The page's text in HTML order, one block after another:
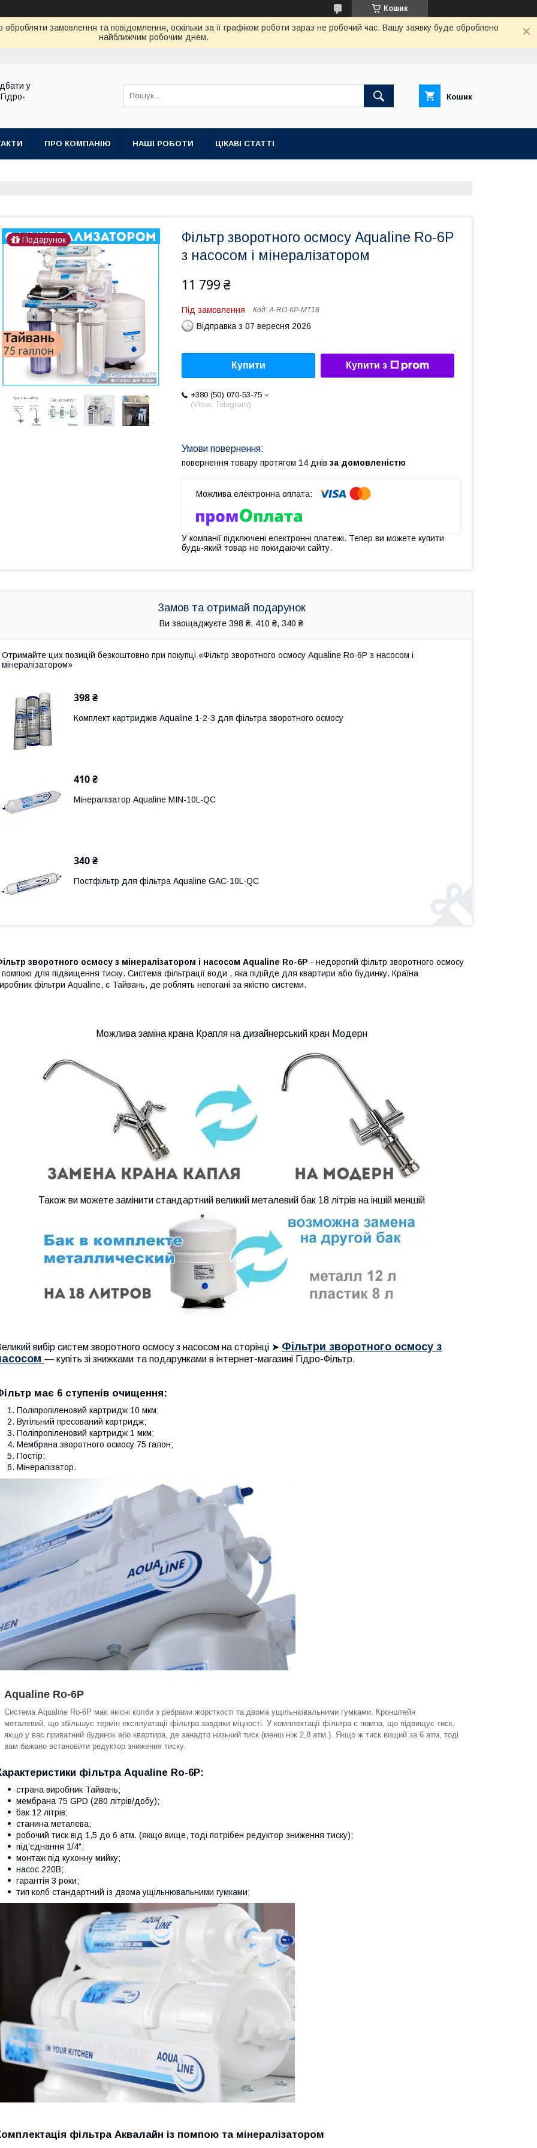
Кошик
замовлення та повідомлення, оскільки за її графіком роботи зараз не робочий час. Вашу заявку буде оброблено
найближчим робочим днем.
у
Кошик
ПРО КОМПАНІЮ НАШІ РОБОТИ ЦІКАВІ СТАТТІ
Подарунок
Фільтр зворотного осмосу Aqualine Ro-6P
з насосом і мінералізатором
11 799 ₴
Під замовлення Код:A-RO-6P-MT18
Відправка з 07 вересня 2026
Купити Купити з
+380 (50) 070-53-75
(Viber, Telegram)
повернення товару протягом 14 днів за домовленістю
У компанії підключені електронні платежі. Тепер ви можете купити
будь-який товар не покидаючи сайту.
Замов та отримай подарунок
Ви заощаджуєте 398 ₴, 410 ₴, 340 ₴
Отримайте цих позицій безкоштовно при покупці «Фільтр зворотного осмосу Aqualine Ro-6P з насосом і
мінералізатором»
398 ₴
Комплект картриджів Aqualine 1-2-3 для фільтра зворотного осмосу
410 ₴
Мінералізатор Aqualine MIN-10L-QC
340 ₴
Постфільтр для фільтра Aqualine GAC-10L-QC
зворотного осмосу з мінералізатором і насосом Aqualine Ro-6P - недорогий фільтр зворотного осмосу
помпою для підвищення тиску. Система фільтрації води , яка підійде для квартири або будинку. Країна
фільтри Aqualine, є Тайвань, де роблять непогані за якістю системи.
Можлива заміна крана Крапля на дизайнерський кран Модерн
Також ви можете замінити стандартний великий металевий бак 18 літрів на іншій меншій
вибір систем зворотного осмосу з насосом на сторінці ➤ Фільтри зворотного осмосу з
— купіть зі знижками та подарунками в інтернет-магазині Гідро-Фільтр.
має 6 ступенів очищення:
Поліпропіленовий картридж 10 мкм;
Вугільний пресований картридж;
Поліпропіленовий картридж 1 мкм;
Мембрана зворотного осмосу 75 галон;
Постір;
Мінералізатор.
Aqualine Ro-6P
Система Aqualine Ro-6P має якісні колби з ребрами жорсткості та двома ущільнювальними гумками. Кронштейн
металевий, що збільшує термін експлуатації фільтра завдяки міцності. У комплектації фільтра є помпа, що підвищує тиск,
якщо у вас приватний будинок або квартира, де занадто низький тиск (менш ніж 2,8 атм.). Якщо ж тиск вищий за 6 атм, тоді
вам бажано встановити редуктор зниження тиску.
фільтра Aqualine Ro-6P:
страна виробник Тайвань;
мембрана 75 GPD (280 літрів/добу);
бак 12 літрів;
станина металева;
робочий тиск від 1,5 до 6 атм. (якщо вище, тоді потрібен редуктор зниження тиску);
під'єднання 1/4";
монтаж під кухонну мийку;
насос 220В;
гарантія 3 роки;
тип колб стандартний із двома ущільнювальними гумками;
фільтра Аквалайн із помпою та мінералізатором